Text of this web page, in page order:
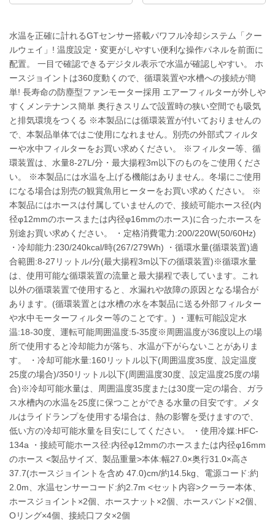
水温を正確に計れるGTセンサー搭載パワフル冷却システム「クー
ルウェイ」! 温度設定・変更がしやすい便利な操作パネルを前面に
配置。 一目で確認できるデジタル表示で水温が確認しやすい。 ホ
ースジョイントは360度動くので、循環装置や水槽への接続が簡
単! 長寿命の防塵型ファンモーター採用 エアーフィルターが外しや
すくメンテナンス簡単 奥行きスリムで設置時の狭い空間でも吸気
と排気環境をつくる ※本製品には循環装置が付いておりませんの
で、本製品単体ではご使用になれません。別売の外部式フィルタ
ーや水中フィルターをお買い求めください。 ※フィルター等、循
環装置は、水量8-27L/分・最大揚程3m以下のものをご使用くださ
い。 ※本製品には水温を上げる機能はありません。冬場にご使用
になる場合は別売の観賞魚用ヒーターをお買い求めください。 ※
本製品にはホースは付属していませんので、接続可能ホース径(内
径φ12mmのホースまたは内径φ16mmのホース)に合ったホースを
別途お買い求めください。 ・定格消費電力:200/220W(50/60Hz)
・冷却能力:230/240kcal/時(267/279Wh) ・循環水量(循環装置)適
合範囲:8-27リットル/分(最大揚程3m以下の循環装置)※循環水量
は、使用可能な循環装置の流量と最大揚程で表しています。これ
以外の循環装置で使用すると、水漏れや故障の原因となる場合が
あります。(循環装置とは水槽の水を本製品に送る外部フィルター
や水中モーターフィルター等のことです。) ・運転可能設定水
温:18-30度、運転可能周囲温度:5-35度※周囲温度が36度以上の場
所で使用すると冷却能力が落ち、水温が下がらないことがありま
す。 ・冷却可能水量:160リットル以下(周囲温度35度、設定温度
25度の場合)/350リットル以下(周囲温度30度、設定温度25度の場
合)※冷却可能水量は、周囲温度35度または30度一定の場合、ガラ
ス水槽内の水温を25度に保つことができる水量の目安です。メタ
ルはライドランプを使用する場合は、熱の影響を受けますので、
低い方の冷却可能水量を目安にしてください。 ・使用冷媒:HFC-
134a ・接続可能ホース径:内径φ12mmのホースまたは内径φ16mm
のホース <製品サイズ、製品重量>本体:幅27.0×奥行31.0×高さ
37.7(ホースジョイントを含め 47.0)cm/約14.5kg、電源コード:約
2.0m、水温センサーコード:約2.7m <セット内容>クーラー本体、
ホースジョイント×2個、ホースナット×2個、ホースバンド×2個、
Oリング×4個、接続口フタ×2個